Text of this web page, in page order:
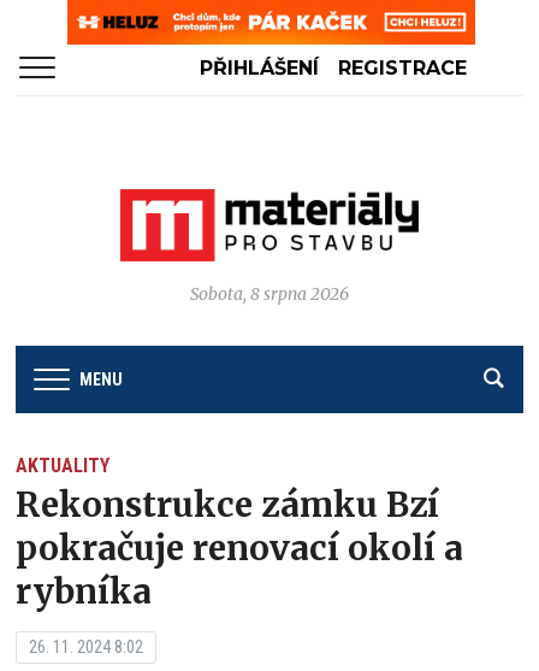
PŘIHLÁŠENÍ REGISTRACE
Sobota, 8 srpna 2026
MENU
AKTUALITY
Rekonstrukce zámku Bzí
pokračuje renovací okolí a
rybníka
26. 11. 2024 8:02